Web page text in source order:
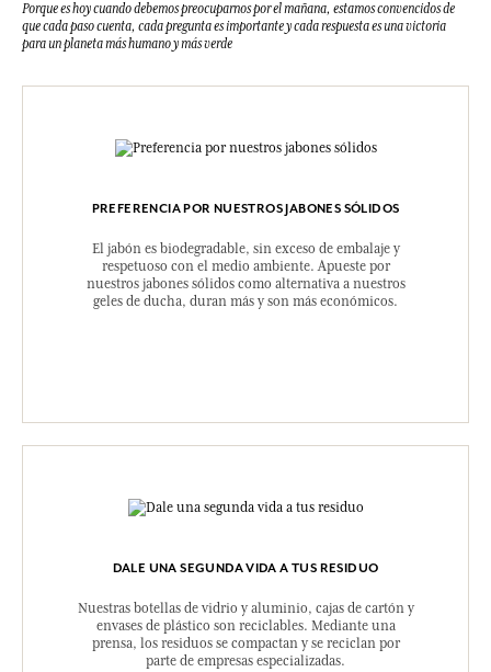
Porque es hoy cuando debemos preocuparnos por el mañana, estamos convencidos de
que cada paso cuenta, cada pregunta es importante y cada respuesta es una victoria
para un planeta más humano y más verde
PREFERENCIA POR NUESTROS JABONES SÓLIDOS
El jabón es biodegradable, sin exceso de embalaje y
respetuoso con el medio ambiente. Apueste por
nuestros jabones sólidos como alternativa a nuestros
geles de ducha, duran más y son más económicos.
DALE UNA SEGUNDA VIDA A TUS RESIDUO
Nuestras botellas de vidrio y aluminio, cajas de cartón y
envases de plástico son reciclables. Mediante una
prensa, los residuos se compactan y se reciclan por
parte de empresas especializadas.